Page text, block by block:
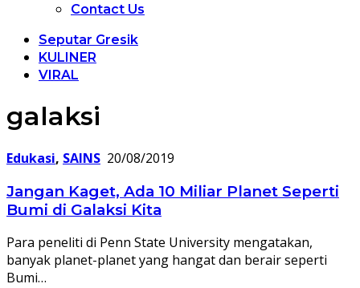
Contact Us
Seputar Gresik
KULINER
VIRAL
galaksi
Edukasi, SAINS 20/08/2019
Jangan Kaget, Ada 10 Miliar Planet Seperti
Bumi di Galaksi Kita
Para peneliti di Penn State University mengatakan,
banyak planet-planet yang hangat dan berair seperti
Bumi…